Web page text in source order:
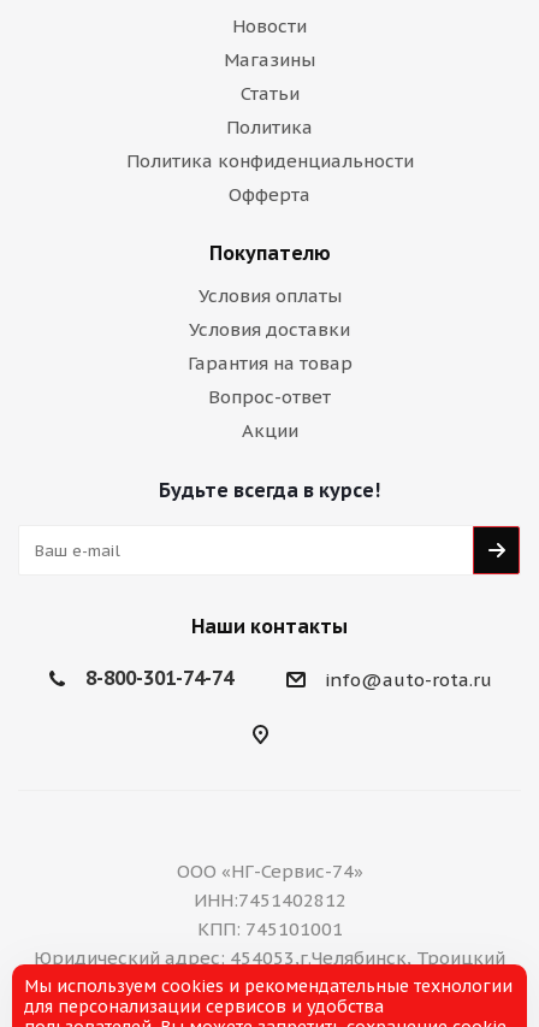
Новости
Магазины
Статьи
Политика
Политика конфиденциальности
Офферта
Покупателю
Условия оплаты
Условия доставки
Гарантия на товар
Вопрос-ответ
Акции
Будьте всегда в курсе!
Наши контакты
8-800-301-74-74 info@auto-rota.ru
ООО «НГ-Сервис-74»
ИНН:7451402812
КПП: 745101001
Юридический адрес: 454053,г.Челябинск, Троицкий
тракт, дом 11 А, нежилое помещение 16
E-mail: office@ng-servis.ru
Мы используем cookies и рекомендательные технологии
для персонализации сервисов и удобства